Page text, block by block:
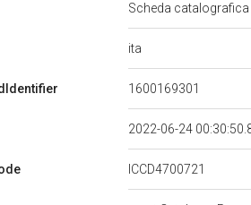
Scheda
ita
1600169301
2022-06-24
ICCD4700721